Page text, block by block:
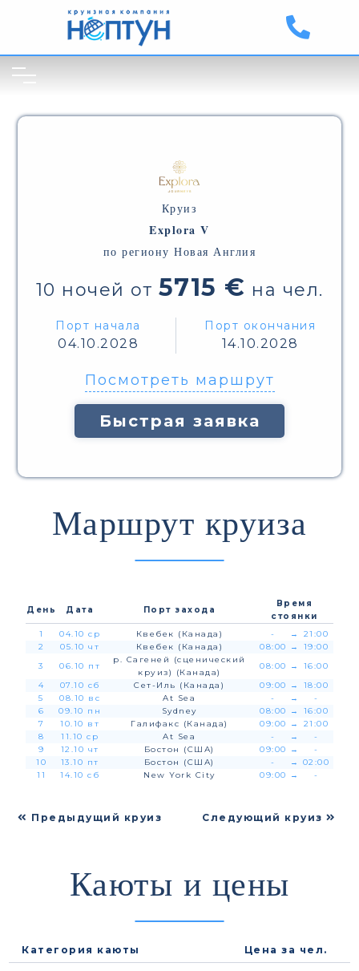
Круиз
Explora V
по региону Новая Англия
10 ночей от 5715 € на чел.
Порт начала
04.10.2028
Порт окончания
14.10.2028
Посмотреть маршрут
Быстрая заявка
Маршрут круиза
День Дата Порт захода
Время
стоянки
1
04.10 ср Квебек (Канада) - →
21:00
2
05.10 чт Квебек (Канада) 08:00 →
19:00
3
06.10 пт
р. Сагеней (сценический
круиз) (Канада)
08:00 →
16:00
4
07.10 сб Сет-Иль (Канада) 09:00 →
18:00
5
08.10 вс At Sea - →
-
6
09.10 пн Sydney 08:00 →
16:00
7
10.10 вт Галифакс (Канада) 09:00 →
21:00
8
11.10 ср At Sea - →
-
9
12.10 чт Бостон (США) 09:00 →
-
10
13.10 пт Бостон (США) - →
02:00
11
14.10 сб New York City 09:00 → -
Предыдущий круиз Следующий круиз
Каюты и цены
Категория каюты Цена за чел.